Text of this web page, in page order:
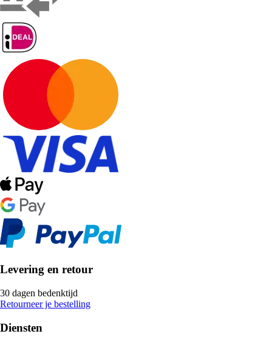
Levering en retour
30 dagen bedenktijd
Retourneer je bestelling
Diensten